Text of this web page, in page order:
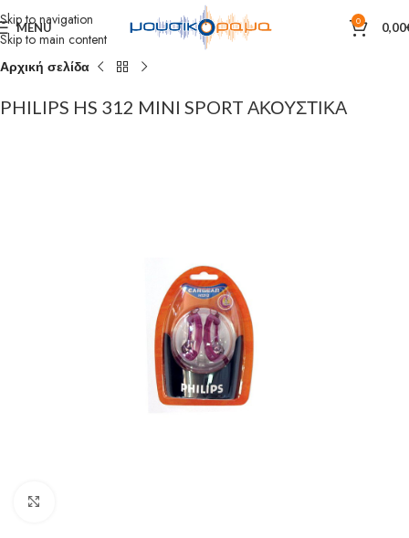
Skip to navigation
Skip to main content
MENU 0 0,00
Αρχική σελίδα
PHILIPS HS 312 MINI SPORT ΑΚΟΥΣΤΙΚΑ